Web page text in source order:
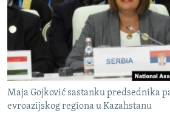
ISPRIČAJ MI
DNEVNO@RSE
SPECIJALI RSE
VIŠE OD NASLOVA
GENOCID U SREBRENICI
PRATITE NAS
Maja Gojković sastanku predsednika
evroazijskog regiona u Kazahstanu